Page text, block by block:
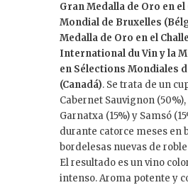
Gran Medalla de Oro en
Mondial de Bruxelles
Medalla de Oro en el
International du Vin y la
en Sélections Mondiales
(Canadá). Se trata de un
Cabernet Sauvignon
Garnatxa (15%) y Samsó
durante catorce meses en
bordelesas nuevas de
El resultado es un vino
intenso. Aroma potente y